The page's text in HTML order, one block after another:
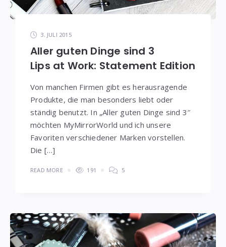
3. JULI 2015
Aller guten Dinge sind 3
Lips at Work: Statement Edition
Von manchen Firmen gibt es herausragende
Produkte, die man besonders liebt oder
ständig benutzt. In „Aller guten Dinge sind 3″
möchten MyMirrorWorld und ich unsere
Favoriten verschiedener Marken vorstellen.
Die […]
READ MORE 191 5